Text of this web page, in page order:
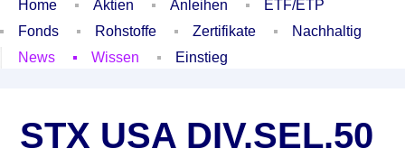
Home Aktien Anleihen
ETF/ETP
Fonds
Rohstoffe Zertifikate
Nachhaltig
News
Wissen Einstieg
STX USA DIV.SEL.50